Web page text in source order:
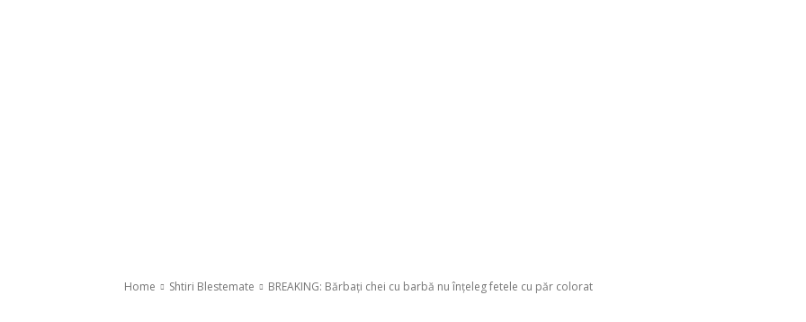
Home Shtiri Blestemate BREAKING: Bărbați chei cu barbă nu înțeleg fetele cu păr colorat